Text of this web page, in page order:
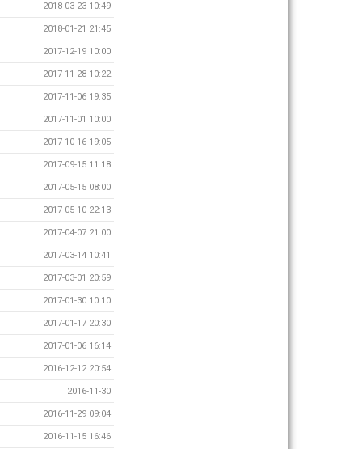
2018-03-23 10:49
2018-01-21 21:45
2017-12-19 10:00
2017-11-28 10:22
2017-11-06 19:35
2017-11-01 10:00
2017-10-16 19:05
2017-09-15 11:18
2017-05-15 08:00
2017-05-10 22:13
2017-04-07 21:00
2017-03-14 10:41
2017-03-01 20:59
2017-01-30 10:10
2017-01-17 20:30
2017-01-06 16:14
2016-12-12 20:54
2016-11-30
2016-11-29 09:04
2016-11-15 16:46